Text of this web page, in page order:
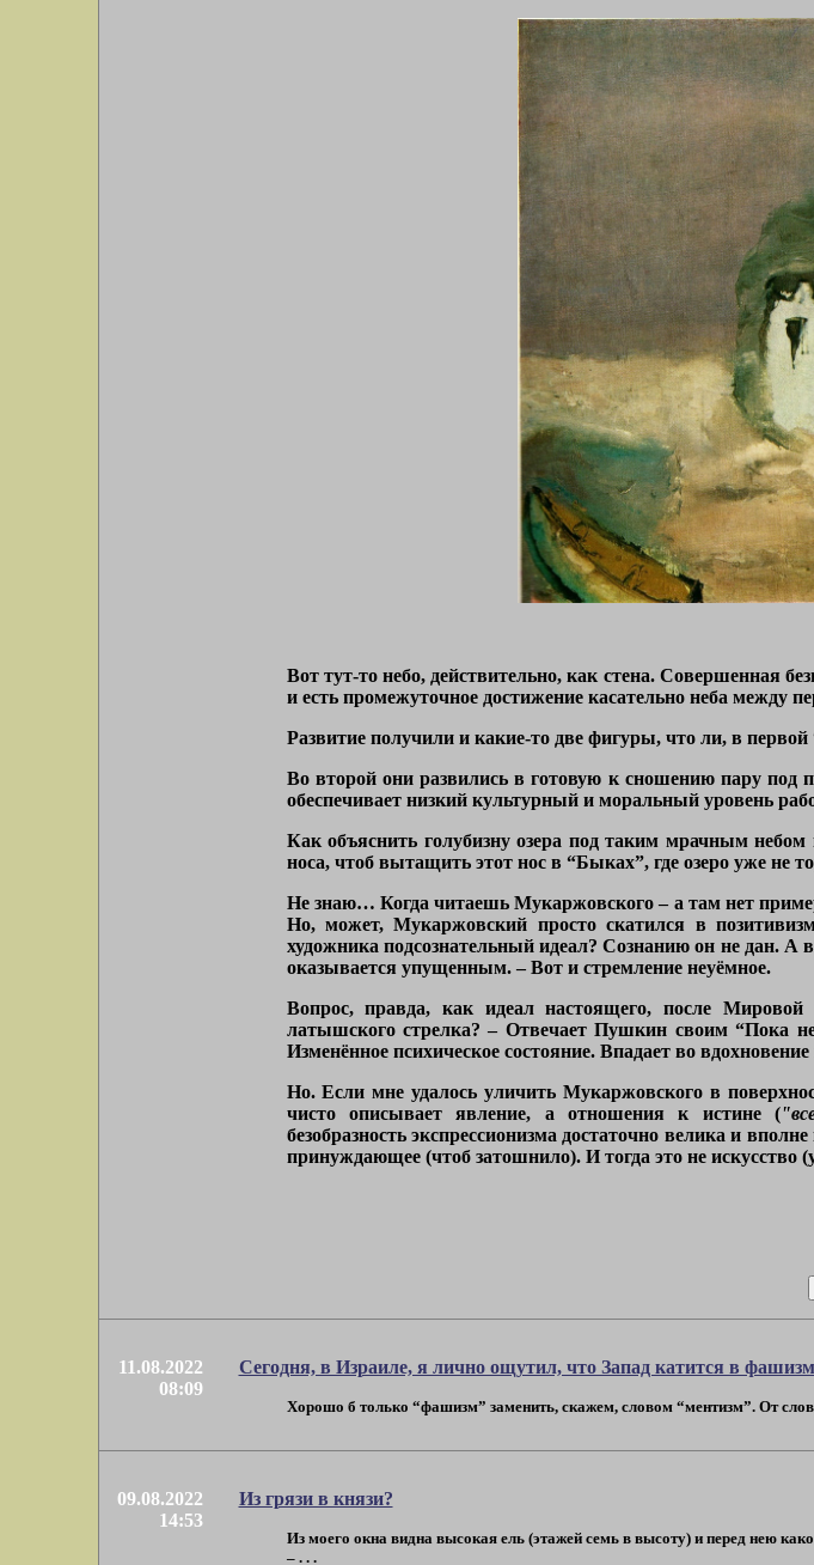
Вот тут-то небо, действительно, как стена. Совершенная
и есть промежуточное достижение касательно неба между
Развитие получили и какие-то две фигуры, что ли, в первой
Во второй они развились в готовую к сношению пару под
обеспечивает низкий культурный и моральный уровень
Как объяснить голубизну озера под таким мрачным небом
носа, чтоб вытащить этот нос в “Быках”, где озеро уже не
Не знаю… Когда читаешь Мукаржовского – а там нет
Но, может, Мукаржовский просто скатился в
художника подсознательный идеал? Сознанию он не дан. А
оказывается упущенным. – Вот и стремление неуёмное.
Вопрос, правда, как идеал настоящего, после
латышского стрелка? – Отвечает Пушкин своим “Пока
Изменённое психическое состояние. Впадает во
Но. Если мне удалось уличить Мукаржовского в
чисто описывает явление, а отношения к истине (
безобразность экспрессионизма достаточно велика и
принуждающее (чтоб затошнило). И тогда это не искусство
11.08.2022
08:09
Сегодня, в Израиле, я лично ощутил, что Запад катится в фашизм
Хорошо б только “фашизм” заменить, скажем, словом “ментизм”. От
09.08.2022
14:53
Из грязи в князи?
Из моего окна видна высокая ель (этажей семь в высоту) и перед нею
– . . .